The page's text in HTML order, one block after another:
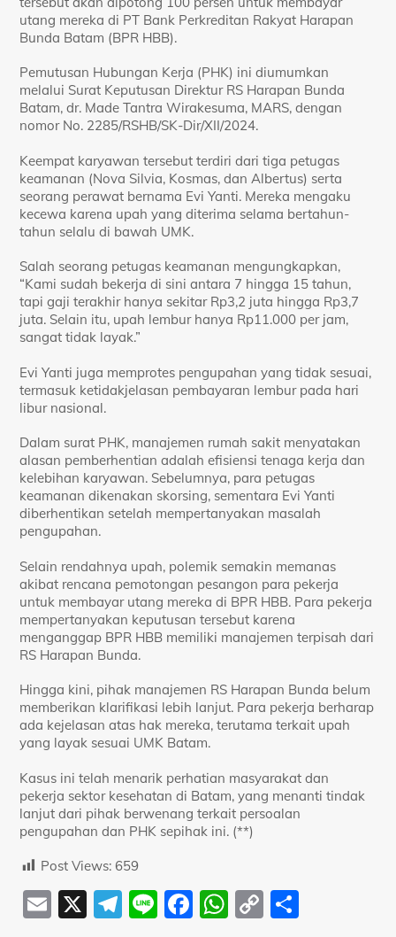
utang mereka di PT Bank Perkreditan Rakyat Harapan
Bunda Batam (BPR HBB).
Pemutusan Hubungan Kerja (PHK) ini diumumkan
melalui Surat Keputusan Direktur RS Harapan Bunda
Batam, dr. Made Tantra Wirakesuma, MARS, dengan
nomor No. 2285/RSHB/SK-Dir/XII/2024.
Keempat karyawan tersebut terdiri dari tiga petugas
keamanan (Nova Silvia, Kosmas, dan Albertus) serta
seorang perawat bernama Evi Yanti. Mereka mengaku
kecewa karena upah yang diterima selama bertahun-
tahun selalu di bawah UMK.
Salah seorang petugas keamanan mengungkapkan,
“Kami sudah bekerja di sini antara 7 hingga 15 tahun,
tapi gaji terakhir hanya sekitar Rp3,2 juta hingga Rp3,7
juta. Selain itu, upah lembur hanya Rp11.000 per jam,
sangat tidak layak.”
Evi Yanti juga memprotes pengupahan yang tidak sesuai,
termasuk ketidakjelasan pembayaran lembur pada hari
libur nasional.
Dalam surat PHK, manajemen rumah sakit menyatakan
alasan pemberhentian adalah efisiensi tenaga kerja dan
kelebihan karyawan. Sebelumnya, para petugas
keamanan dikenakan skorsing, sementara Evi Yanti
diberhentikan setelah mempertanyakan masalah
pengupahan.
Selain rendahnya upah, polemik semakin memanas
akibat rencana pemotongan pesangon para pekerja
untuk membayar utang mereka di BPR HBB. Para pekerja
mempertanyakan keputusan tersebut karena
menganggap BPR HBB memiliki manajemen terpisah dari
RS Harapan Bunda.
Hingga kini, pihak manajemen RS Harapan Bunda belum
memberikan klarifikasi lebih lanjut. Para pekerja berharap
ada kejelasan atas hak mereka, terutama terkait upah
yang layak sesuai UMK Batam.
Kasus ini telah menarik perhatian masyarakat dan
pekerja sektor kesehatan di Batam, yang menanti tindak
lanjut dari pihak berwenang terkait persoalan
pengupahan dan PHK sepihak ini. (**)
Post Views: 659
E
X
T
Li F
W C